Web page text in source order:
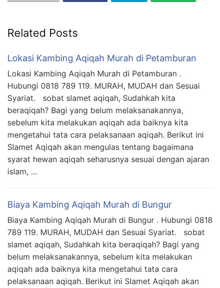
Related Posts
Lokasi Kambing Aqiqah Murah di Petamburan
Lokasi Kambing Aqiqah Murah di Petamburan .
Hubungi 0818 789 119. MURAH, MUDAH dan Sesuai
Syariat. sobat slamet aqiqah, Sudahkah kita
beraqiqah? Bagi yang belum melaksanakannya,
sebelum kita melakukan aqiqah ada baiknya kita
mengetahui tata cara pelaksanaan aqiqah. Berikut ini
Slamet Aqiqah akan mengulas tentang bagaimana
syarat hewan aqiqah seharusnya sesuai dengan ajaran
islam, …
Biaya Kambing Aqiqah Murah di Bungur
Biaya Kambing Aqiqah Murah di Bungur . Hubungi 0818
789 119. MURAH, MUDAH dan Sesuai Syariat. sobat
slamet aqiqah, Sudahkah kita beraqiqah? Bagi yang
belum melaksanakannya, sebelum kita melakukan
aqiqah ada baiknya kita mengetahui tata cara
pelaksanaan aqiqah. Berikut ini Slamet Aqiqah akan